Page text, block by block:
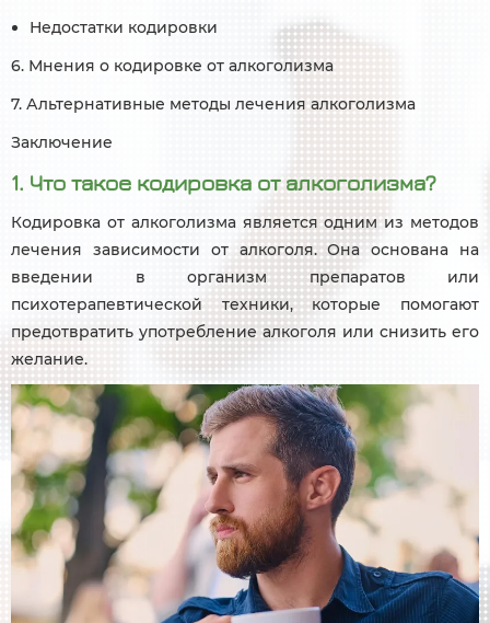
Недостатки кодировки
6. Мнения о кодировке от алкоголизма
7. Альтернативные методы лечения алкоголизма
Заключение
1. Что такое кодировка от алкоголизма?
Кодировка от алкоголизма является одним из методов
лечения зависимости от алкоголя. Она основана на
введении в организм препаратов или
психотерапевтической техники, которые помогают
предотвратить употребление алкоголя или снизить его
желание.